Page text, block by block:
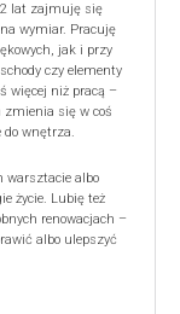
lat zajmuję się
wymiar. Pracuję
jak i przy
czy elementy
więcej niż pracą –
zmienia się w coś
do wnętrza.
warsztacie albo
życie. Lubię też
renowacjach –
albo ulepszyć